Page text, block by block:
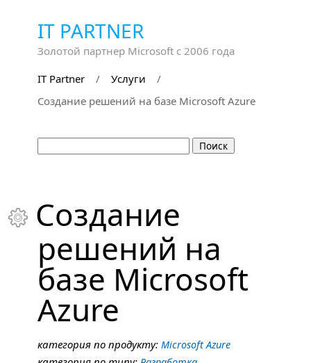
IT PARTNER
Золотой партнер Microsoft с 2006 года
IT Partner
/ Услуги
/
Cоздание решений на базе Microsoft Azure
 Cоздание
решений на
базе Microsoft
Azure
категория по продукту: Microsoft Azure